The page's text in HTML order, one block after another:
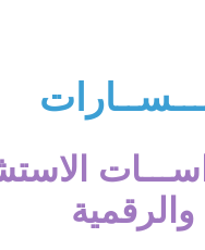
والرقمية